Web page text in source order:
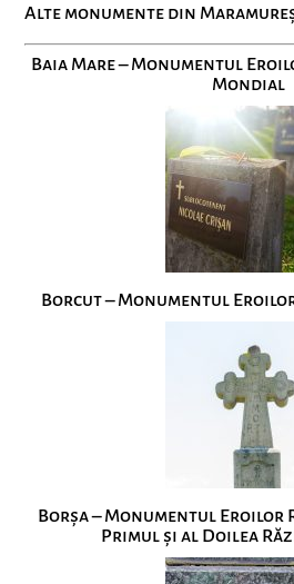
Alte monumente din
Baia Mare – Monumentul
Mondial
Borcut – Monumentul
Borșa – Monumentul Eroilor
Primul și al Doilea